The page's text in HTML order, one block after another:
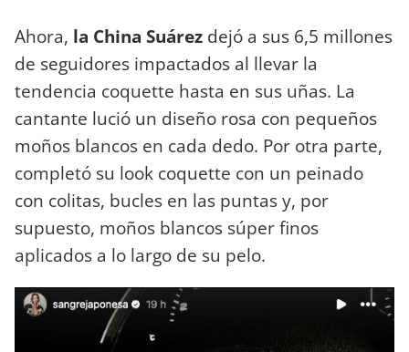
Ahora, la China Suárez dejó a sus 6,5 millones
de seguidores impactados al llevar la
tendencia coquette hasta en sus uñas. La
cantante lució un diseño rosa con pequeños
moños blancos en cada dedo. Por otra parte,
completó su look coquette con un peinado
con colitas, bucles en las puntas y, por
supuesto, moños blancos súper finos
aplicados a lo largo de su pelo.